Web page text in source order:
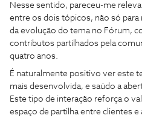
Nesse sentido, pareceu-me
entre os dois tópicos, não só
da evolução do tema no Fórum,
contributos partilhados pela
quatro anos.
É naturalmente positivo ver este
mais desenvolvida, e saúdo a
Este tipo de interação reforça o
espaço de partilha entre clientes e